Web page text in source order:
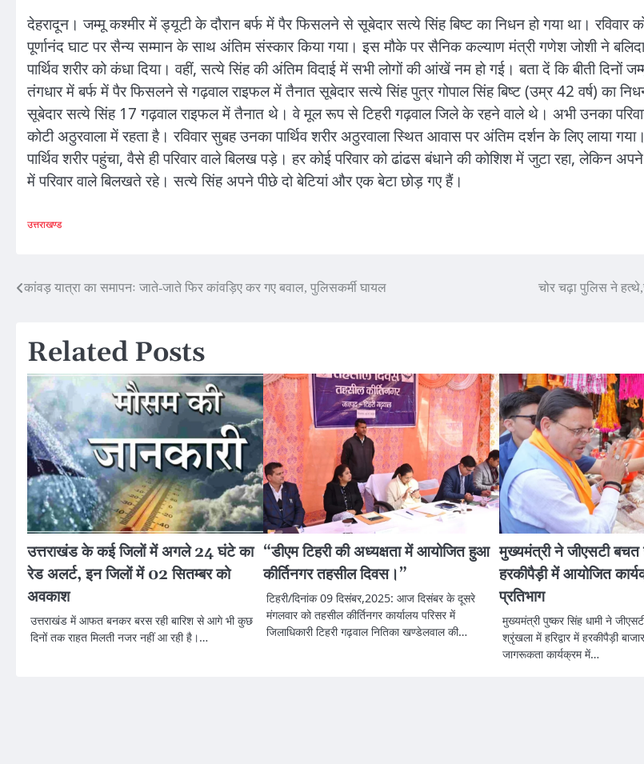
देहरादून। जम्मू कश्मीर में ड्यूटी के दौरान बर्फ में पैर फिसलने से सूबेदार सत्ये सिंह बिष्ट का निधन हो गया था।
पूर्णानंद घाट पर सैन्य सम्मान के साथ अंतिम संस्कार किया गया। इस मौके पर सैनिक कल्याण मंत्री गणेश जोशी ने
पार्थिव शरीर को कंधा दिया। वहीं, सत्ये सिंह की अंतिम विदाई में सभी लोगों की आंखें नम हो गई। बता दें कि बीती दिनों
तंगधार में बर्फ में पैर फिसलने से गढ़वाल राइफल में तैनात सूबेदार सत्ये सिंह पुत्र गोपाल सिंह बिष्ट (उम्र 42 वर्ष) का
सूबेदार सत्ये सिंह 17 गढ़वाल राइफल में तैनात थे। वे मूल रूप से टिहरी गढ़वाल जिले के रहने वाले थे। अभी उनका
कोटी अठुरवाला में रहता है। रविवार सुबह उनका पार्थिव शरीर अठुरवाला स्थित आवास पर अंतिम दर्शन के लिए लाया
पार्थिव शरीर पहुंचा, वैसे ही परिवार वाले बिलख पड़े। हर कोई परिवार को ढांढस बंधाने की कोशिश में जुटा रहा, लेकिन
में परिवार वाले बिलखते रहे। सत्ये सिंह अपने पीछे दो बेटियां और एक बेटा छोड़ गए हैं।
उत्तराखण्ड
Post
कांवड़ यात्रा का समापनः जाते-जाते फिर कांवड़िए कर गए बवाल, पुलिसकर्मी घायल चोर चढ़ा पुलिस ने
Related Posts
उत्तराखंड के कई जिलों में अगले 24 घंटे का
रेड अलर्ट, इन जिलों में 02 सितम्बर को
अवकाश
उत्तराखंड में आफत बनकर बरस रही बारिश से आगे भी कुछ
दिनों तक राहत मिलती नजर नहीं आ रही है।…
“डीएम टिहरी की अध्यक्षता में आयोजित हुआ
कीर्तिनगर तहसील दिवस।”
टिहरी/दिनांक 09 दिसंबर,2025: आज दिसंबर के दूसरे
मंगलवार को तहसील कीर्तिनगर कार्यालय परिसर में
जिलाधिकारी टिहरी गढ़वाल नितिका खण्डेलवाल की…
मुख्यमंत्री ने जीएसटी
हरकीपैड़ी में आयोजित
प्रतिभाग
मुख्यमंत्री पुष्कर सिंह धामी ने
श्रृंखला में हरिद्वार में हरकीपैड़ी
जागरूकता कार्यक्रम में…